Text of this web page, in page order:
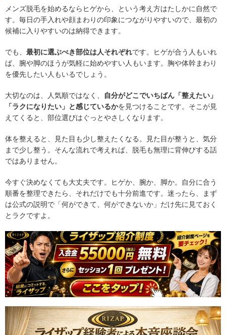
メンズ脱毛を始めるならヒゲから、という考え方はたしかに自然で
す。毎日の手入れや顔まわりの印象につながりやすいので、最初の
候補に入りやすいのは納得できます。
でも、 最初に選ぶべき部位は人それぞれです。ヒゲが合う人もいれ
ば、腕や脚のほうが気軽に始めやすい人もいます。胸や体幹まわり
を優先したい人もいるでしょう。
大切なのは、人気順ではなく、
自分がどこでいちばん「整えたい」
「ラクになりたい」と感じているかを見つけることです。そこが見
えてくると、部位選びはぐっとやさしくなります。
体を整えると、見た目も少し整えたくなる。見た目が整うと、気分
まで少し整う。そんな流れで考えれば、脱毛も無理に背伸びする話
ではありません。
今すぐ決めなくても大丈夫です。ヒゲか、腕か、脚か。自分に合う
順番を整理できたら、それだけでも十分前進です。迷ったら、まず
は公式の説明で「何ができて、何ができないか」だけ先に見ておく
とラクですよ。